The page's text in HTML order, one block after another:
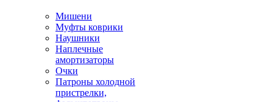
Мишени
Муфты коврики
Наушники
Наплечные
амортизаторы
Очки
Патроны холодной
пристрелки,